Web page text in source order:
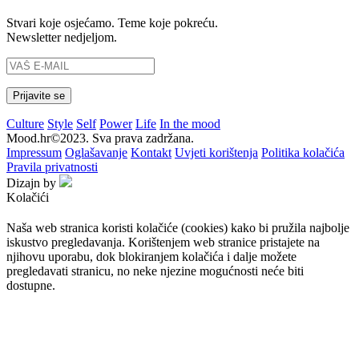
Stvari koje osjećamo. Teme koje pokreću.
Newsletter nedjeljom.
Culture Style Self Power Life In the mood
Mood.hr©2023. Sva prava zadržana.
Impressum Oglašavanje Kontakt Uvjeti korištenja Politika kolačića
Pravila privatnosti
Dizajn by
Kolačići
Naša web stranica koristi kolačiće (cookies) kako bi pružila najbolje
iskustvo pregledavanja. Korištenjem web stranice pristajete na
njihovu uporabu, dok blokiranjem kolačića i dalje možete
pregledavati stranicu, no neke njezine mogućnosti neće biti
dostupne.